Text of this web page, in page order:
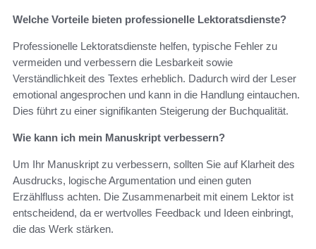
Welche Vorteile bieten professionelle Lektoratsdienste?
Professionelle Lektoratsdienste helfen, typische Fehler zu
vermeiden und verbessern die Lesbarkeit sowie
Verständlichkeit des Textes erheblich. Dadurch wird der Leser
emotional angesprochen und kann in die Handlung eintauchen.
Dies führt zu einer signifikanten Steigerung der Buchqualität.
Wie kann ich mein Manuskript verbessern?
Um Ihr Manuskript zu verbessern, sollten Sie auf Klarheit des
Ausdrucks, logische Argumentation und einen guten
Erzählfluss achten. Die Zusammenarbeit mit einem Lektor ist
entscheidend, da er wertvolles Feedback und Ideen einbringt,
die das Werk stärken.